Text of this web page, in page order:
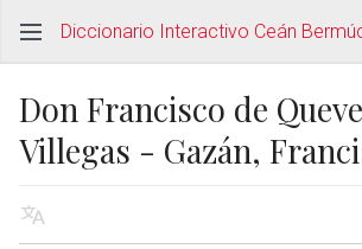
Diccionario Interactivo Ceán
Don Francisco de
Villegas - Gazán,